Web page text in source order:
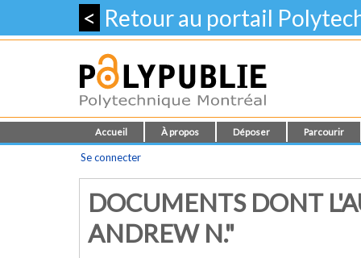
< Retour au portail
Accueil À propos Déposer Parcourir
Se connecter
DOCUMENTS DONT
ANDREW N."